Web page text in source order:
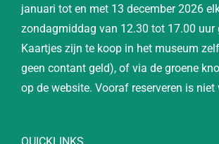
januari tot en met 13 december 2026
zondagmiddag van 12.30 tot 17.00 uur
Kaartjes zijn te koop in het museum
geen contant geld), of via de groene
op de website. Vooraf reserveren is niet
QUICKLINKS